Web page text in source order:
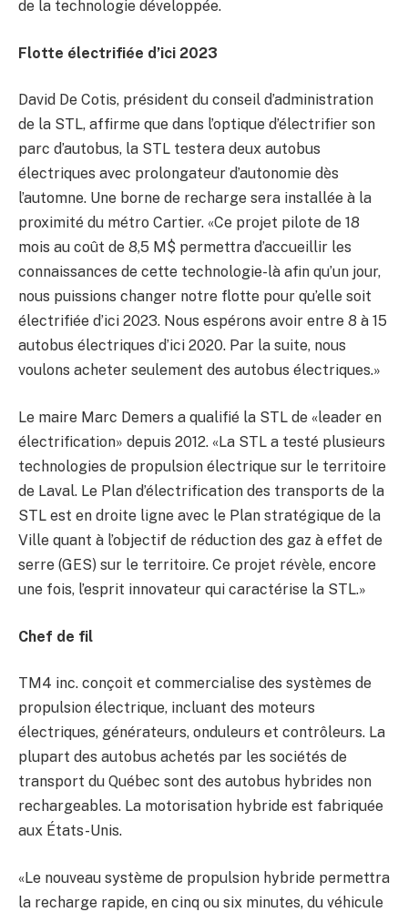
de la technologie développée.
Flotte électrifiée d’ici 2023
David De Cotis, président du conseil d’administration
de la STL, affirme que dans l’optique d’électrifier son
parc d’autobus, la STL testera deux autobus
électriques avec prolongateur d’autonomie dès
l’automne. Une borne de recharge sera installée à la
proximité du métro Cartier. «Ce projet pilote de 18
mois au coût de 8,5 M$ permettra d’accueillir les
connaissances de cette technologie-là afin qu’un jour,
nous puissions changer notre flotte pour qu’elle soit
électrifiée d’ici 2023. Nous espérons avoir entre 8 à 15
autobus électriques d’ici 2020. Par la suite, nous
voulons acheter seulement des autobus électriques.»
Le maire Marc Demers a qualifié la STL de «leader en
électrification» depuis 2012. «La STL a testé plusieurs
technologies de propulsion électrique sur le territoire
de Laval. Le Plan d’électrification des transports de la
STL est en droite ligne avec le Plan stratégique de la
Ville quant à l’objectif de réduction des gaz à effet de
serre (GES) sur le territoire. Ce projet révèle, encore
une fois, l’esprit innovateur qui caractérise la STL.»
Chef de fil
TM4 inc. conçoit et commercialise des systèmes de
propulsion électrique, incluant des moteurs
électriques, générateurs, onduleurs et contrôleurs. La
plupart des autobus achetés par les sociétés de
transport du Québec sont des autobus hybrides non
rechargeables. La motorisation hybride est fabriquée
aux États-Unis.
«Le nouveau système de propulsion hybride permettra
la recharge rapide, en cinq ou six minutes, du véhicule